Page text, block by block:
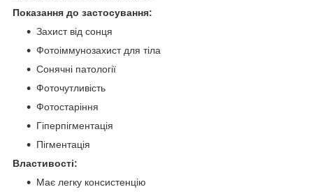
Показання до застосування:
Захист від сонця
Фотоіммунозахист для тіла
Сонячні патології
Фоточутливість
Фотостаріння
Гіперпігментація
Пігментація
Властивості:
Має легку консистенцію